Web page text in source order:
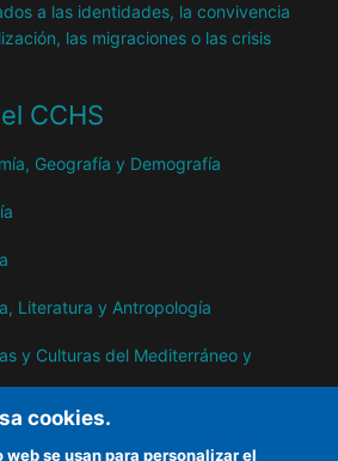
a las identidades, la convivencia
las migraciones o las crisis
CCHS
Geografía y Demografía
Literatura y Antropología
y Culturas del Mediterráneo y
y Bienes Públicos
cookies.
se usan para personalizar el